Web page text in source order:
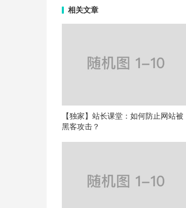
相关文章
【独家】站长课堂：如何防止网站被
黑客攻击？